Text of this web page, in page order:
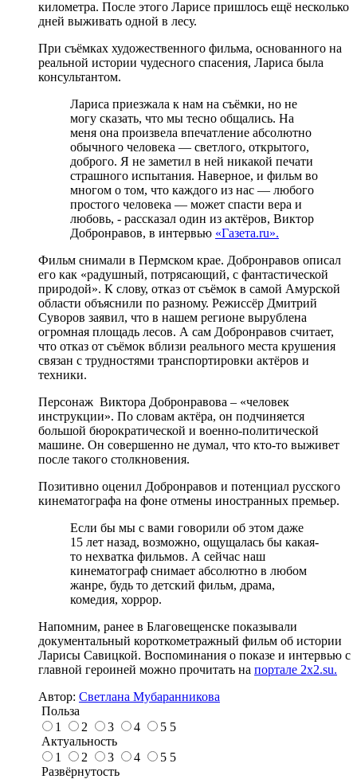
километра. После этого Ларисе пришлось ещё несколько
дней выживать одной в лесу.
При съёмках художественного фильма, основанного на
реальной истории чудесного спасения, Лариса была
консультантом.
Лариса приезжала к нам на съёмки, но не
могу сказать, что мы тесно общались. На
меня она произвела впечатление абсолютно
обычного человека — светлого, открытого,
доброго. Я не заметил в ней никакой печати
страшного испытания. Наверное, и фильм во
многом о том, что каждого из нас — любого
простого человека — может спасти вера и
любовь, - рассказал один из актёров, Виктор
Добронравов, в интервью «Газета.ru».
Фильм снимали в Пермском крае. Добронравов описал
его как «радушный, потрясающий, с фантастической
природой». К слову, отказ от съёмок в самой Амурской
области объяснили по разному. Режиссёр Дмитрий
Суворов заявил, что в нашем регионе вырублена
огромная площадь лесов. А сам Добронравов считает,
что отказ от съёмок вблизи реального места крушения
связан с трудностями транспортировки актёров и
техники.
Персонаж Виктора Добронравова – «человек
инструкции». По словам актёра, он подчиняется
большой бюрократической и военно-политической
машине. Он совершенно не думал, что кто-то выживет
после такого столкновения.
Позитивно оценил Добронравов и потенциал русского
кинематографа на фоне отмены иностранных премьер.
Если бы мы с вами говорили об этом даже
15 лет назад, возможно, ощущалась бы какая-
то нехватка фильмов. А сейчас наш
кинематограф снимает абсолютно в любом
жанре, будь то детский фильм, драма,
комедия, хоррор.
Напомним, ранее в Благовещенске показывали
документальный короткометражный фильм об истории
Ларисы Савицкой. Воспоминания о показе и интервью с
главной героиней можно прочитать на портале 2x2.su.
Автор: Светлана Мубаранникова
Польза
1
2 3 4 5 5
Актуальность
1
2 3 4 5 5
Развёрнутость